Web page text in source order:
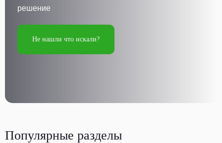
решение
Не нашли что искали?
Популярные разделы